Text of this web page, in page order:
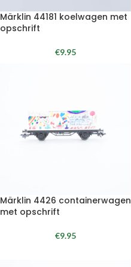
Märklin 44181 koelwagen met
opschrift
€9.95
Märklin 4426 containerwagen
met opschrift
€9.95